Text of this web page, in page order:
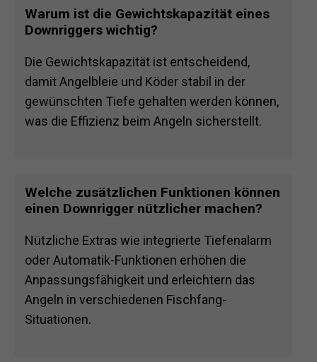
Warum ist die Gewichtskapazität eines
Downriggers wichtig?
Die Gewichtskapazität ist entscheidend,
damit Angelbleie und Köder stabil in der
gewünschten Tiefe gehalten werden können,
was die Effizienz beim Angeln sicherstellt.
Welche zusätzlichen Funktionen können
einen Downrigger nützlicher machen?
Nützliche Extras wie integrierte Tiefenalarm
oder Automatik-Funktionen erhöhen die
Anpassungsfähigkeit und erleichtern das
Angeln in verschiedenen Fischfang-
Situationen.